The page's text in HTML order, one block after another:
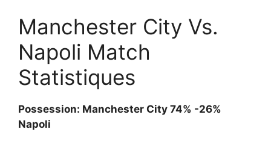
Manchester City Vs.
Napoli Match
Statistiques
Possession: Manchester City 74% -26%
Napoli